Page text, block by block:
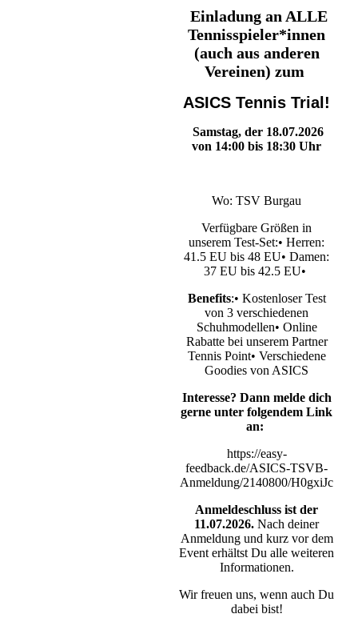
Einladung an ALLE
Tennisspieler*innen
(auch aus anderen
Vereinen) zum
ASICS Tennis Trial!
Samstag, der 18.07.2026
von 14:00 bis 18:30 Uhr
Wo: TSV Burgau
Verfügbare Größen in
unserem Test-Set:• Herren:
41.5 EU bis 48 EU• Damen:
37 EU bis 42.5 EU•
Benefits:• Kostenloser Test
von 3 verschiedenen
Schuhmodellen• Online
Rabatte bei unserem Partner
Tennis Point• Verschiedene
Goodies von ASICS
Interesse? Dann melde dich
gerne unter folgendem Link
an:
https://easy-
feedback.de/ASICS-TSVB-
Anmeldung/2140800/H0gxiJc
Anmeldeschluss ist der
11.07.2026. Nach deiner
Anmeldung und kurz vor dem
Event erhältst Du alle weiteren
Informationen.
Wir freuen uns, wenn auch Du
dabei bist!